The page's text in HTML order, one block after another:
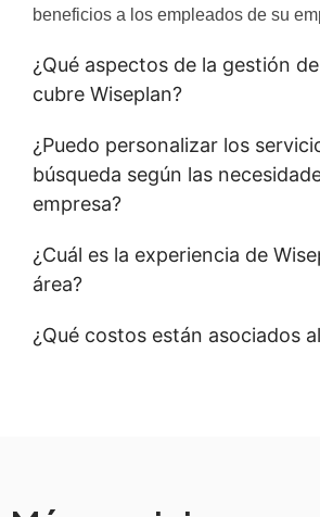
beneficios a los empleados de su
¿Qué aspectos de la gestión
cubre Wiseplan?
¿Puedo personalizar los
búsqueda según las
empresa?
¿Cuál es la experiencia de
área?
¿Qué costos están asociados